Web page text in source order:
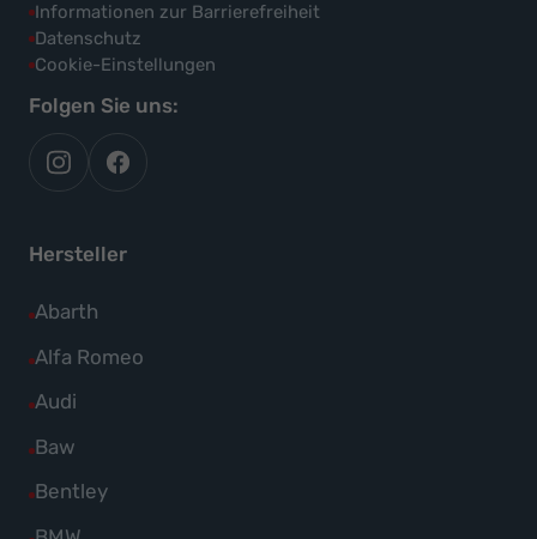
Informationen zur Barrierefreiheit
Datenschutz
Cookie-Einstellungen
Folgen Sie uns:
autoflex
auf
autoflex24
auf
Hersteller
Abarth
Alle
Fahrzeuge
Abarth
anzeigen
Alfa Romeo
Alle
Fahrzeuge
Alfa
Romeo
anzeigen
Audi
Alle
Fahrzeuge
Audi
Baw
Alle
Fahrzeuge
Bentley
Alle
Fahrzeuge